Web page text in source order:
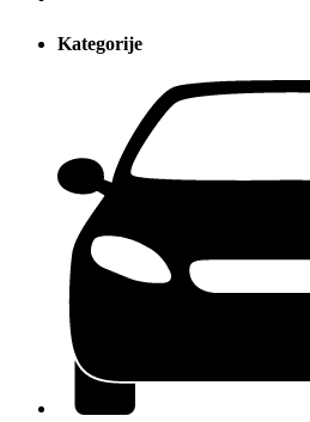
Kategorije